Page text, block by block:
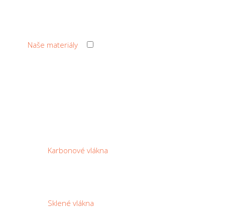
Naše materiály
Karbonové vlákna
Sklené vlákna